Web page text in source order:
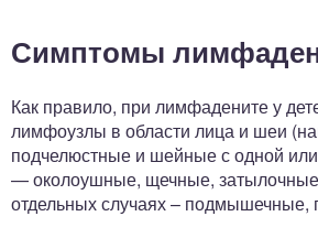
Симптомы
Как правило, при лимфадените у
лимфоузлы в области лица и шеи
подчелюстные и шейные с одной
— околоушные, щечные,
отдельных случаях – подмышечные,